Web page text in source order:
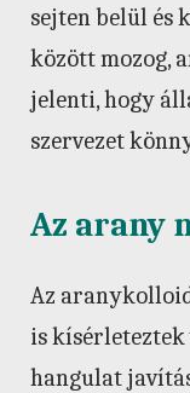
sejten belül és
között mozog,
jelenti, hogy
szervezet
Az arany
Az
is
hangulat